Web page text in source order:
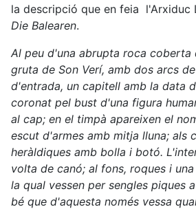
la descripció que en feia l'Arxiduc
Die Balearen.
Al peu d'una abrupta roca coberta
gruta de Son Verí, amb dos arcs
d'entrada, un capitell amb la data
coronat pel bust d'una figura
al cap; en el timpà apareixen el
escut d'armes amb mitja lluna; als
heràldiques amb bolla i botó.
volta de canó; al fons, roques i
la qual vessen per sengles piques
bé que d'aquesta només vessa